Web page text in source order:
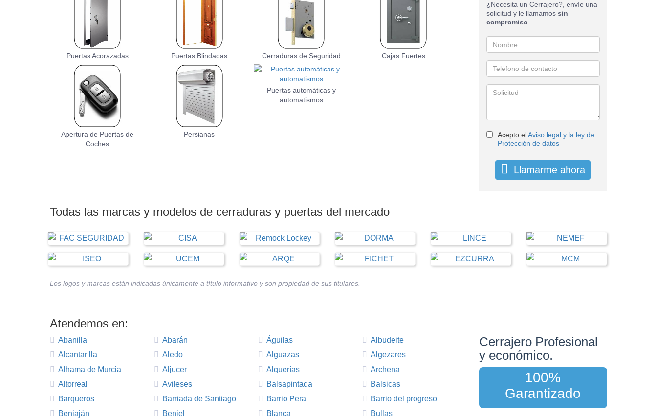
Puertas Acorazadas Puertas Blindadas Cerraduras de Seguridad Cajas Fuertes
Apertura de Puertas de
Coches
Persianas
Puertas automáticas y
automatismos
¿Necesita un Cerrajero?, envíe una
solicitud y le llamamos sin
compromiso.
Acepto elAviso legal y la ley de
Protección de datos
Llamarme ahora
Todas las marcas y modelos de cerraduras y puertas del mercado
Los logos y marcas están indicadas únicamente a título informativo y son propiedad de sus titulares.
Atendemos en:
Abanilla Abarán Águilas
Albudeite
Alcantarilla
Aledo Alguazas
Algezares
Alhama de Murcia
Aljucer Alquerías
Archena
Altorreal
Avileses Balsapintada
Balsicas
Barqueros
Barriada de Santiago Barrio Peral
Barrio del progreso
Beniaján
Beniel Blanca
Bullas
Cerrajero Profesional
y económico.
100%
Garantizado